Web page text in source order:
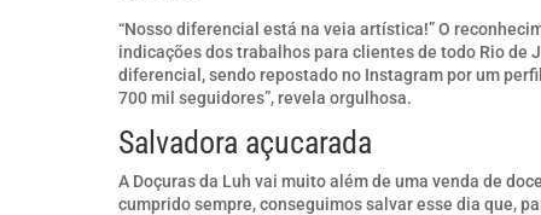
“Nosso diferencial está na veia artística!” O
indicações dos trabalhos para clientes de todo Rio de
diferencial, sendo repostado no Instagram por um
700 mil seguidores”, revela orgulhosa.
Salvadora açucarada
A Doçuras da Luh vai muito além de uma venda de
cumprido sempre, conseguimos salvar esse dia que,